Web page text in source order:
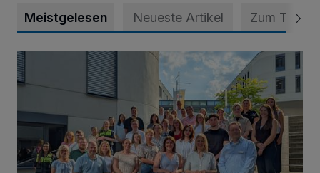
Meistgelesen Neueste Artikel Zum Thema
Junge Leute starten Ausbildung bei der Stadt